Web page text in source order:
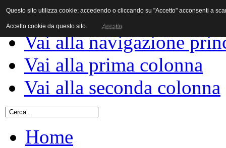
Vai al contenuto
Vai alla navigazione
Vai alla prima colonna
Vai alla seconda colonna
Home
Questo sito utilizza cookie; accedendo o cliccando su "Accetto" acconsenti a
Accetto cookie da questo sito. Accetto